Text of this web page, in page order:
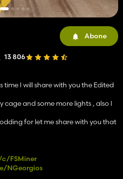
Abone
13 806
time I will share with you the Edited
cage and some more lights , also I
for let me share with you that
FSMiner
NGeorgios